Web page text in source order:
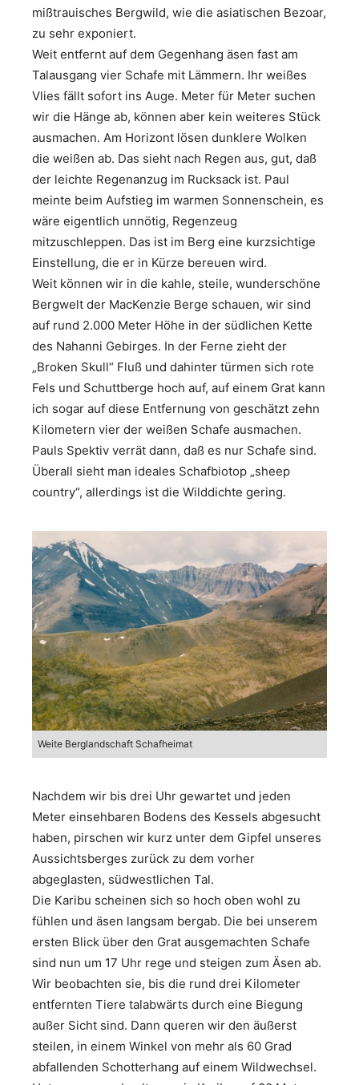
mißtrauisches Bergwild, wie die asiatischen Bezoar,
zu sehr exponiert.
Weit entfernt auf dem Gegenhang äsen fast am
Talausgang vier Schafe mit Lämmern. Ihr weißes
Vlies fällt sofort ins Auge. Meter für Meter suchen
wir die Hänge ab, können aber kein weiteres Stück
ausmachen. Am Horizont lösen dunklere Wolken
die weißen ab. Das sieht nach Regen aus, gut, daß
der leichte Regenanzug im Rucksack ist. Paul
meinte beim Aufstieg im warmen Sonnenschein, es
wäre eigentlich unnötig, Regenzeug
mitzuschleppen. Das ist im Berg eine kurzsichtige
Einstellung, die er in Kürze bereuen wird.
Weit können wir in die kahle, steile, wunderschöne
Bergwelt der MacKenzie Berge schauen, wir sind
auf rund 2.000 Meter Höhe in der südlichen Kette
des Nahanni Gebirges. In der Ferne zieht der
„Broken Skull“ Fluß und dahinter türmen sich rote
Fels und Schuttberge hoch auf, auf einem Grat kann
ich sogar auf diese Entfernung von geschätzt zehn
Kilometern vier der weißen Schafe ausmachen.
Pauls Spektiv verrät dann, daß es nur Schafe sind.
Überall sieht man ideales Schafbiotop „sheep
country“, allerdings ist die Wilddichte gering.
Weite Berglandschaft Schafheimat
Nachdem wir bis drei Uhr gewartet und jeden
Meter einsehbaren Bodens des Kessels abgesucht
haben, pirschen wir kurz unter dem Gipfel unseres
Aussichtsberges zurück zu dem vorher
abgeglasten, südwestlichen Tal.
Die Karibu scheinen sich so hoch oben wohl zu
fühlen und äsen langsam bergab. Die bei unserem
ersten Blick über den Grat ausgemachten Schafe
sind nun um 17 Uhr rege und steigen zum Äsen ab.
Wir beobachten sie, bis die rund drei Kilometer
entfernten Tiere talabwärts durch eine Biegung
außer Sicht sind. Dann queren wir den äußerst
steilen, in einem Winkel von mehr als 60 Grad
abfallenden Schotterhang auf einem Wildwechsel.